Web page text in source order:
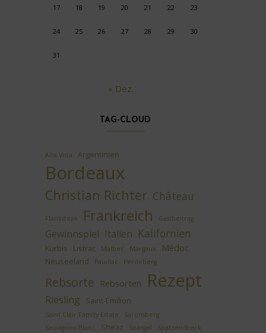
17 18 19 20 21 22 23
24 25 26 27 28 29 30
31
« Dez.
TAG-CLOUD
Alta Vista Argentinien
Bordeaux
Christian Richter Château
Flanksteak Frankreich Gastbeitrag
Gewinnspiel Italien Kalifornien
Kürbis Listrac Malbec Margaux Médoc
Neuseeland Pauillac Perdeberg
Rebsorte Rebsorten Rezept
Riesling Saint-Emilion
Saint Clair Family Estate
Saronsberg
Sauvignon Blanc
Shiraz Spargel Spatzendreck